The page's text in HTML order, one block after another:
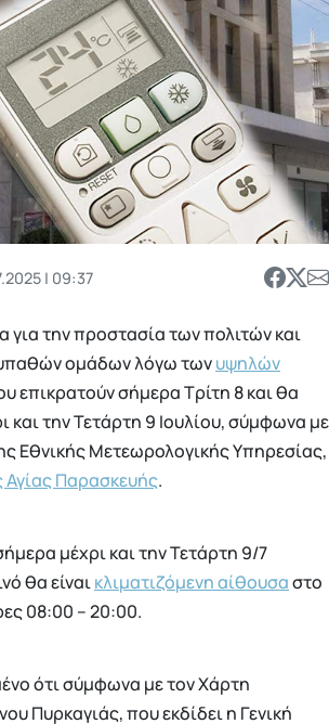
| 09:37
για την προστασία των πολιτών και
ομάδων λόγω τωνυψηλών
επικρατούν σήμερα Τρίτη 8 και θα
και την Τετάρτη 9 Ιουλίου, σύμφωνα με
Εθνικής Μετεωρολογικής Υπηρεσίας,
Παρασκευής.
μέχρι και την Τετάρτη 9/7
θα είναικλιματιζόμενη αίθουσαστο
08:00 – 20:00.
ότι σύμφωνα με τον Χάρτη
Πυρκαγιάς, που εκδίδει η Γενική